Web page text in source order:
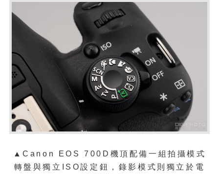
▲Canon EOS 700D機頂配備一組拍攝模式
轉盤與獨立ISO設定鈕，錄影模式則獨立於電